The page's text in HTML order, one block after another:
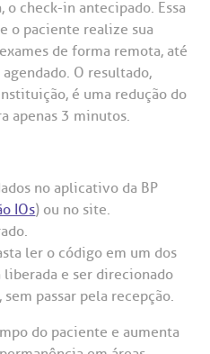
Mulher
o check-in antecipado. Essa
o paciente realize sua
de forma remota, até
O resultado,
é uma redução do
apenas 3 minutos.
no aplicativo da BP
IOs) ou no site.
ler o código em um dos
e ser direcionado
passar pela recepção.
do paciente e aumenta